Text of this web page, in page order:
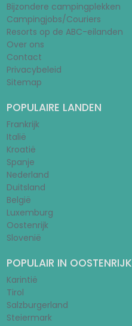
Bijzondere campingplekken
Campingjobs/Couriers
Resorts op de ABC-eilanden
Over ons
Contact
Privacybeleid
Sitemap
POPULAIRE LANDEN
Frankrijk
Italië
Kroatië
Spanje
Nederland
Duitsland
België
Luxemburg
Oostenrijk
Slovenië
POPULAIR IN OOSTENRIJK
Karintië
Tirol
Salzburgerland
Steiermark